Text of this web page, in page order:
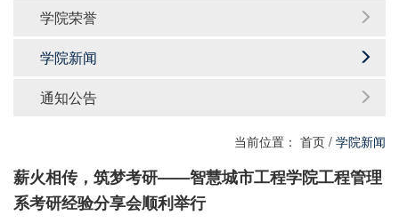
学院荣誉
学院新闻
通知公告
当前位置： 首页 / 学院新闻
薪火相传，筑梦考研——智慧城市工程学院工程管理
系考研经验分享会顺利举行